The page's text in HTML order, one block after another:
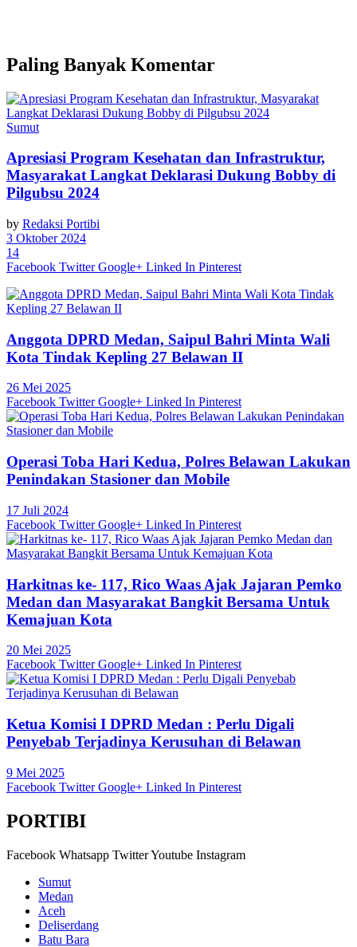
Paling Banyak Komentar
Sumut
Apresiasi Program Kesehatan dan Infrastruktur,
Masyarakat Langkat Deklarasi Dukung Bobby di
Pilgubsu 2024
by Redaksi Portibi
3 Oktober 2024
14
Facebook Twitter Google+ Linked In Pinterest
Anggota DPRD Medan, Saipul Bahri Minta Wali
Kota Tindak Kepling 27 Belawan II
26 Mei 2025
Facebook Twitter Google+ Linked In Pinterest
Operasi Toba Hari Kedua, Polres Belawan Lakukan
Penindakan Stasioner dan Mobile
17 Juli 2024
Facebook Twitter Google+ Linked In Pinterest
Harkitnas ke- 117, Rico Waas Ajak Jajaran Pemko
Medan dan Masyarakat Bangkit Bersama Untuk
Kemajuan Kota
20 Mei 2025
Facebook Twitter Google+ Linked In Pinterest
Ketua Komisi I DPRD Medan : Perlu Digali
Penyebab Terjadinya Kerusuhan di Belawan
9 Mei 2025
Facebook Twitter Google+ Linked In Pinterest
PORTIBI
Facebook Whatsapp TwitterYoutube Instagram
Sumut
Medan
Aceh
Deliserdang
Batu Bara